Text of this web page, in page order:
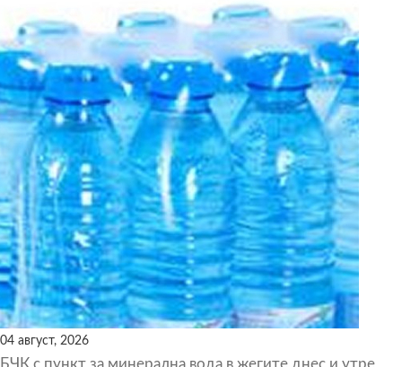
04 август, 2026
БЧК с пункт за минерална вода в жегите днес и утре